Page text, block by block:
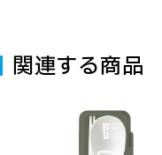
関連する商品